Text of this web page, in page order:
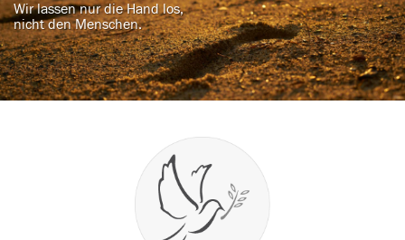
Wir lassen nur die Hand los,
nicht den Menschen.